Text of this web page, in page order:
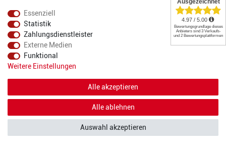
Essenziell
Statistik
Zahlungsdienstleister
Externe Medien
Funktional
Weitere Einstellungen
Alle akzeptieren
Alle ablehnen
Auswahl akzeptieren